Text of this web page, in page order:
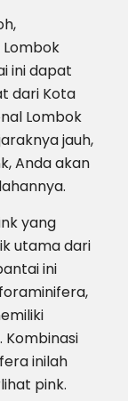
ini dapat
dari Kota
Lombok
jauh,
Anda akan
yang
utama dari
ini
inilah
pink.